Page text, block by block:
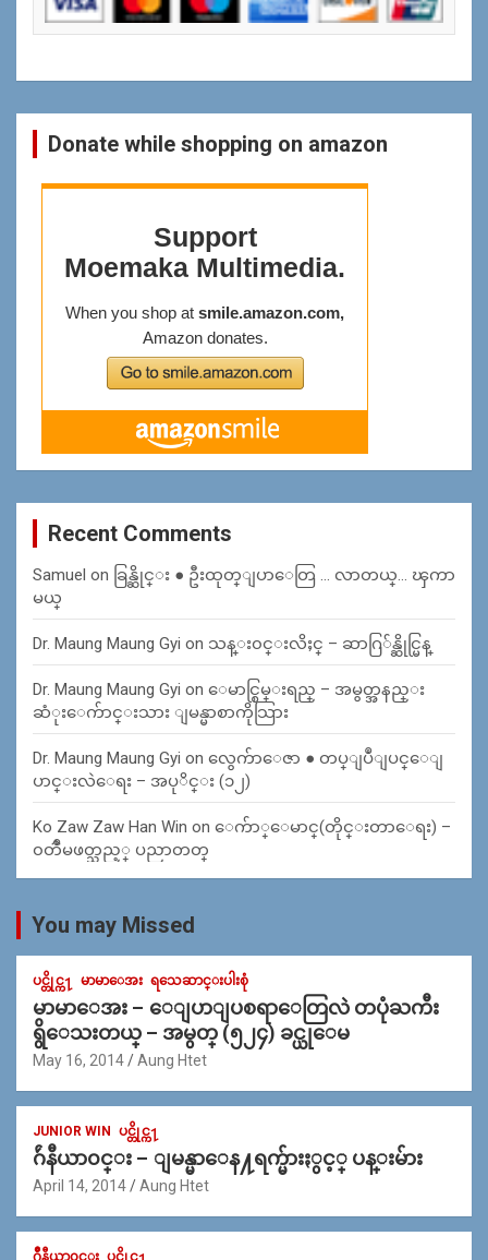
Donate while shopping on amazon
Recent Comments
Samuel on ခြန္ဆိုင္း ● ဦးထုတ္ျပာေတြ … လာတယ္… ၾကာ
မယ္
Dr. Maung Maung Gyi on သန္း၀င္းလိႈင္ – ဆာဂြ်န္ဆိုင္မြန္
Dr. Maung Maung Gyi on ေမာင္စြမ္းရည္ – အမွတ္အနည္း
ဆံုးေက်ာင္းသား ျမန္မာစာကိုသြား
Dr. Maung Maung Gyi on လွေက်ာေဇာ ● တပ္ျပဳျပင္ေျ
ပာင္းလဲေရး – အပုိင္း (၁၂)
Ko Zaw Zaw Han Win on ေက်ာ္ေမာင္(တိုင္းတာေရး) –
၀တၳဳမဖတ္သည့္ ပညာတတ္
You may Missed
ပင္တိုင္က႑ မာမာေအး ရသေဆာင္းပါးစုံ
မာမာေအး – ေျပာျပစရာေတြလဲ တပုံႀကီး
ရွိေသးတယ္ – အမွတ္ (၅၂၄) ခင္ယုေမ
May 16, 2014 Aung Htet
JUNIOR WIN ပင္တိုင္က႑
ဂ်ဴနီယာ၀င္း – ျမန္မာေန႔ရက္မ်ားႏွင့္ ပန္းမ်ား
April 14, 2014 Aung Htet
ဂ်ဳနီယာ၀င္း ပင္တိုင္က႑